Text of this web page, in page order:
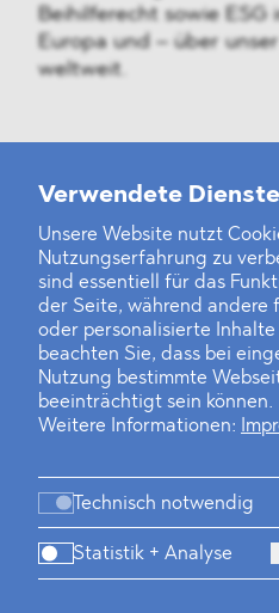
Verwendete
Unsere Website nutzt
Nutzungserfahrung zu
sind essentiell für das
der Seite, während andere
oder personalisierte
beachten Sie, dass bei
Nutzung bestimmte
beeinträchtigt sein können.
Weitere Informationen:
Technisch notwendig
Statistik + Analyse
Beihilferecht sowie ESG
Europa und – über
weltweit.
Weitere Neuigkeiten
Finanz- und
Private Dancer
Game Over?